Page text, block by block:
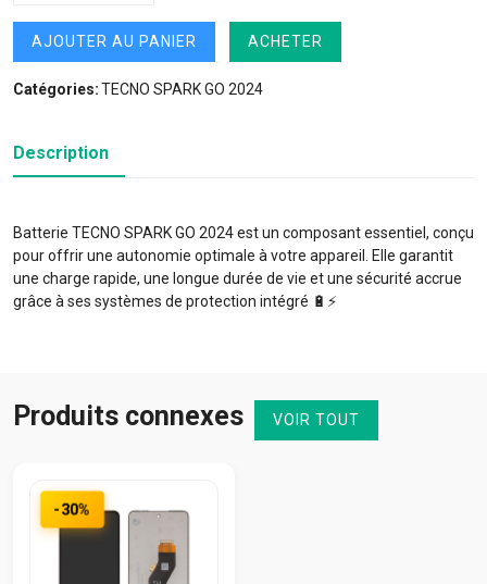
AJOUTER AU PANIER ACHETER
Catégories:TECNO SPARK GO 2024
Description
Batterie TECNO SPARK GO 2024 est un composant essentiel, conçu
pour offrir une autonomie optimale à votre appareil. Elle garantit
une charge rapide, une longue durée de vie et une sécurité accrue
grâce à ses systèmes de protection intégré 🔋⚡️
Produits connexes VOIR TOUT
-30%